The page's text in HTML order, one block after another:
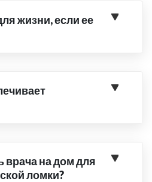
жизни, если ее
на дом для
ломки?